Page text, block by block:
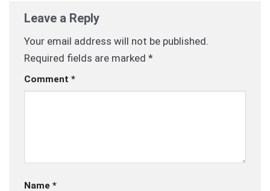
Leave a Reply
Your email address will not be published.
Required fields are marked *
Comment *
Name *